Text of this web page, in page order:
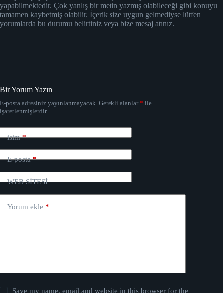
yapabilmektedir. Çok yanlış bir metin yazmış olabileceği gibi konuyu
tamamen kaybetmiş olabilir. İçerik size uygun gelmediyse lütfen
yorumlarda bu durumu belirtiniz veya bize mesaj atınız.
Bir Yorum Yazın
E-posta adresiniz yayınlanmayacak. Gerekli alanlar* ile
işaretlenmişlerdir
isim*
E-posta*
WEB SİTESİ
Yorum ekle *
Save my name, email and website in this browser for the